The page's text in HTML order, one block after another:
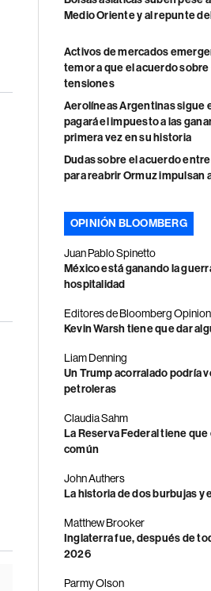
Medio Oriente y al repunte
Activos de mercados
temor a que el acuerdo
tensiones
Aerolíneas Argentinas sigue
pagará el impuesto a las
primera vez en su historia
Dudas sobre el acuerdo
para reabrir Ormuz impulsan
OPINIÓN BLOOMBERG
Juan Pablo Spinetto
México está ganando la
hospitalidad
Editores de Bloomberg Opinion
Kevin Warsh tiene que dar
Liam Denning
Un Trump acorralado podría
petroleras
Claudia Sahm
La Reserva Federal tiene
común
John Authers
La historia de dos burbujas y
Matthew Brooker
Inglaterra fue, después de
2026
Parmy Olson